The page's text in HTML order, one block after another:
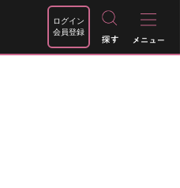
ログイン
会員登録